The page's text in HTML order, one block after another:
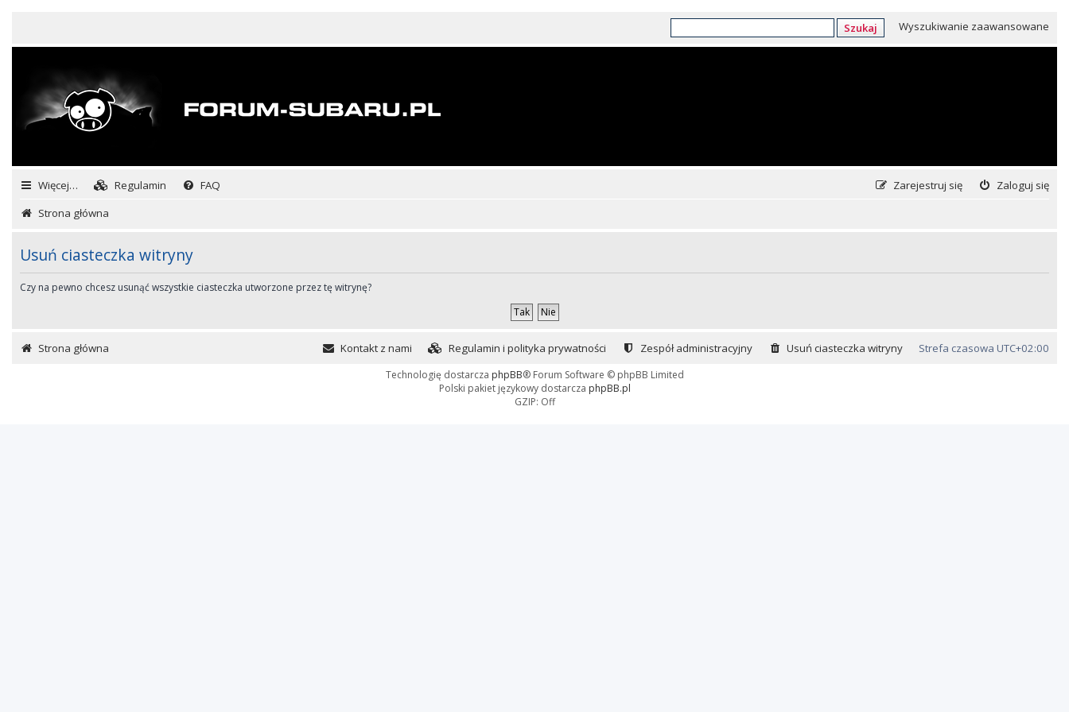
Szukaj Wyszukiwanie zaawansowane
Więcej… Regulamin FAQ Zaloguj się
Zarejestruj się
Strona główna
Usuń ciasteczka witryny
Czy na pewno chcesz usunąć wszystkie ciasteczka utworzone przez tę witrynę?
Strona główna Strefa czasowa UTC+02:00
Usuń ciasteczka witryny
Zespół administracyjny
Regulamin i polityka prywatności
Kontakt z nami
Technologię dostarcza phpBB® Forum Software © phpBB Limited
Polski pakiet językowy dostarcza phpBB.pl
GZIP: Off